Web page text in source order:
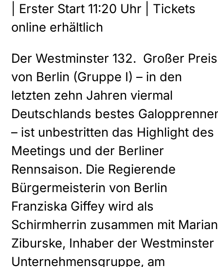
| Erster Start 11:20 Uhr | Tickets
online erhältlich
Der Westminster 132. Großer Preis
von Berlin (Gruppe I) – in den
letzten zehn Jahren viermal
Deutschlands bestes
– ist unbestritten das Highlight des
Meetings und der Berliner
Rennsaison. Die Regierende
Bürgermeisterin von Berlin
Franziska Giffey wird als
Schirmherrin zusammen mit Marian
Ziburske, Inhaber der Westminster
Unternehmensgruppe, am